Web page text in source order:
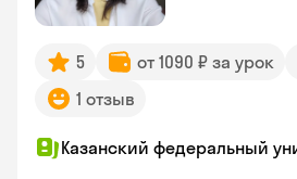
5 от 1090 ₽ за урок
1 отзыв
Казанский федеральный